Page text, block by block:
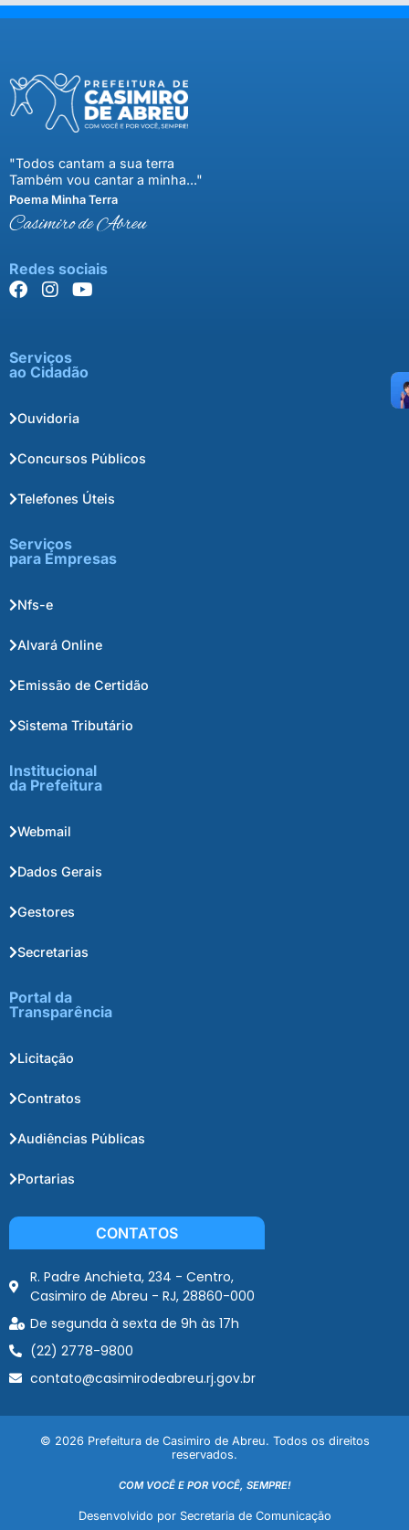
"Todos cantam a sua terra
Também vou cantar a minha..."
Poema Minha Terra
Casimiro de Abreu
Redes sociais
Serviços
ao Cidadão
Ouvidoria
Concursos Públicos
Telefones Úteis
Serviços
para Empresas
Nfs-e
Alvará Online
Emissão de Certidão
Sistema Tributário
Institucional
da Prefeitura
Webmail
Dados Gerais
Gestores
Secretarias
Portal da
Transparência
Licitação
Contratos
Audiências Públicas
Portarias
CONTATOS
R. Padre Anchieta, 234 - Centro,
Casimiro de Abreu - RJ, 28860-000
De segunda à sexta de 9h às 17h
(22) 2778-9800
contato@casimirodeabreu.rj.gov.br
© 2026 Prefeitura de Casimiro de Abreu. Todos os direitos
reservados.
COM VOCÊ E POR VOCÊ, SEMPRE!
Desenvolvido por Secretaria de Comunicação